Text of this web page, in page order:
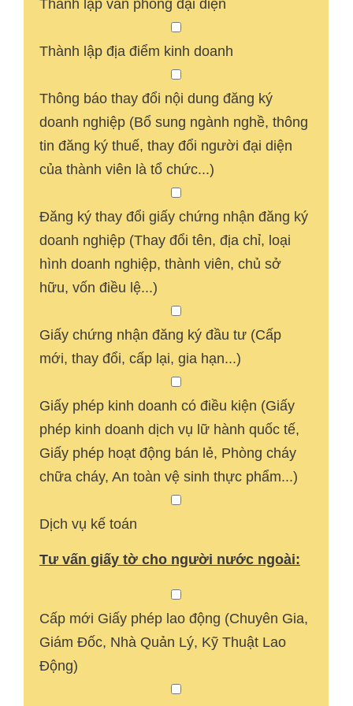
Thành lập văn phòng đại diện
Thành lập địa điểm kinh doanh
Thông báo thay đổi nội dung đăng ký
doanh nghiệp (Bổ sung ngành nghề, thông
tin đăng ký thuế, thay đổi người đại diện
của thành viên là tổ chức...)
Đăng ký thay đổi giấy chứng nhận đăng ký
doanh nghiệp (Thay đổi tên, địa chỉ, loại
hình doanh nghiệp, thành viên, chủ sở
hữu, vốn điều lệ...)
Giấy chứng nhận đăng ký đầu tư (Cấp
mới, thay đổi, cấp lại, gia hạn...)
Giấy phép kinh doanh có điều kiện (Giấy
phép kinh doanh dịch vụ lữ hành quốc tế,
Giấy phép hoạt động bán lẻ, Phòng cháy
chữa cháy, An toàn vệ sinh thực phẩm...)
Dịch vụ kế toán
Tư vấn giấy tờ cho người nước ngoài:
Cấp mới Giấy phép lao động (Chuyên Gia,
Giám Đốc, Nhà Quản Lý, Kỹ Thuật Lao
Động)